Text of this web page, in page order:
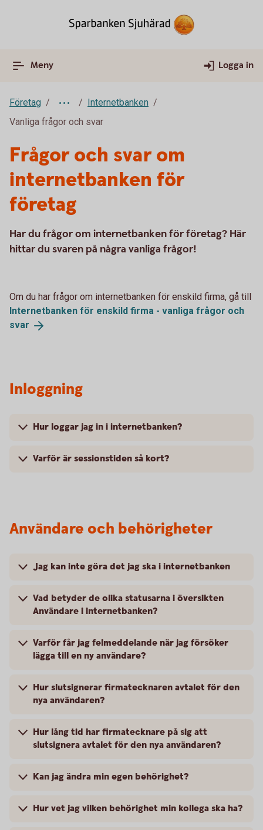
Meny Logga in
Företag
Internetbanken
Vanliga frågor och svar
Frågor och svar om
internetbanken för
företag
Har du frågor om internetbanken för företag? Här
hittar du svaren på några vanliga frågor!
Om du har frågor om internetbanken för enskild firma, gå till
Internetbanken för enskild firma - vanliga frågor och
svar
Inloggning
Hur loggar jag in i internetbanken?
Varför är sessionstiden så kort?
Användare och behörigheter
Jag kan inte göra det jag ska i internetbanken
Vad betyder de olika statusarna i översikten
Användare i internetbanken?
Varför får jag felmeddelande när jag försöker
lägga till en ny användare?
Hur slutsignerar firmatecknaren avtalet för den
nya användaren?
Hur lång tid har firmatecknare på sig att
slutsignera avtalet för den nya användaren?
Kan jag ändra min egen behörighet?
Hur vet jag vilken behörighet min kollega ska ha?